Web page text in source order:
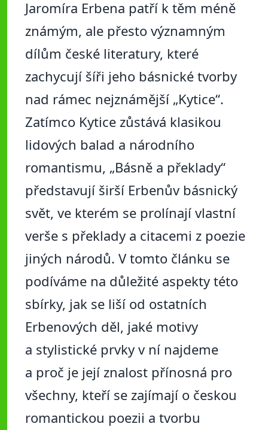
Jaromíra Erbena patří k těm méně
známým, ale přesto významným
dílům české literatury, které
zachycují šíři jeho básnické tvorby
nad rámec nejznámější „Kytice“.
Zatímco Kytice zůstává klasikou
lidových balad a národního
romantismu, „Básně a překlady“
představují širší Erbenův básnický
svět, ve kterém se prolínají vlastní
verše s překlady a citacemi z poezie
jiných národů. V tomto článku se
podíváme na důležité aspekty této
sbírky, jak se liší od ostatních
Erbenových děl, jaké motivy
a stylistické prvky v ní najdeme
a proč je její znalost přínosná pro
všechny, kteří se zajímají o českou
romantickou poezii a tvorbu